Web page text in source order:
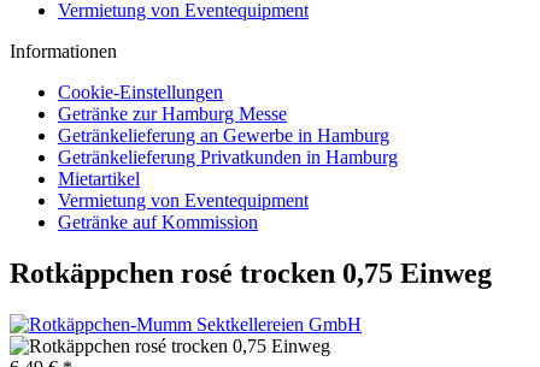
Vermietung von Eventequipment
Informationen
Cookie-Einstellungen
Getränke zur Hamburg Messe
Getränkelieferung an Gewerbe in Hamburg
Getränkelieferung Privatkunden in Hamburg
Mietartikel
Vermietung von Eventequipment
Getränke auf Kommission
Rotkäppchen rosé trocken 0,75 Einweg